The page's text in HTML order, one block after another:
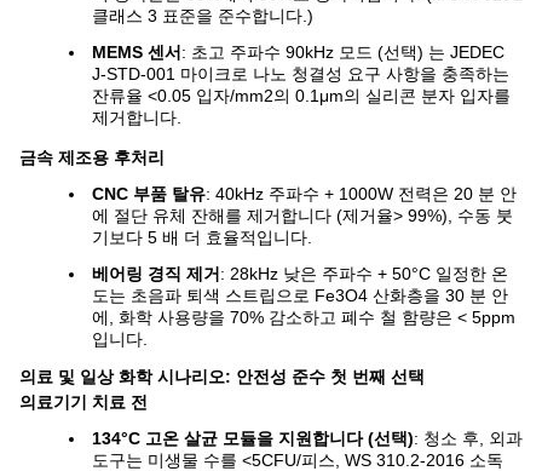
클래스 3 표준을 준수합니다.)
MEMS 센서 : 초고 주파수 90kHz 모드 (선택) 는 JEDEC
J-STD-001 마이크로 나노 청결성 요구 사항을 충족하는
잔류율 <0.05 입자/mm2의 0.1μm의 실리콘 분자 입자를
제거합니다.
금속 제조용 후처리
CNC 부품 탈유: 40kHz 주파수 + 1000W 전력은 20 분 안
에 절단 유체 잔해를 제거합니다 (제거율> 99%), 수동 붓
기보다 5 배 더 효율적입니다.
베어링 경직 제거 : 28kHz 낮은 주파수 + 50°C 일정한 온
도는 초음파 퇴색 스트립으로 Fe3O4 산화층을 30 분 안
에, 화학 사용량을 70% 감소하고 폐수 철 함량은 < 5ppm
입니다.
의료 및 일상 화학 시나리오: 안전성 준수 첫 번째 선택
의료기기 치료 전
134°C 고온 살균 모듈을 지원합니다 (선택): 청소 후, 외과
도구는 미생물 수를 <5CFU/피스, WS 310.2-2016 소독